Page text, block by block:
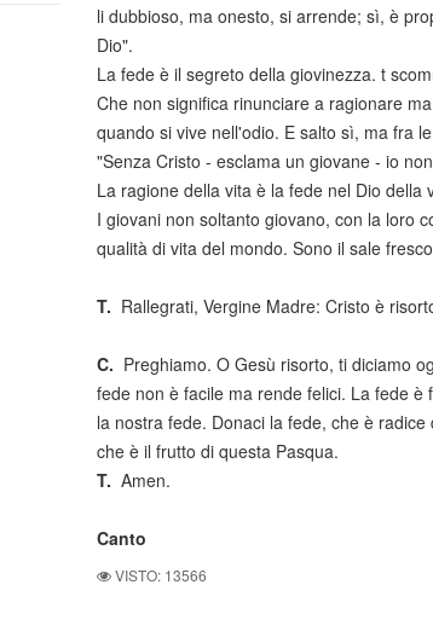
li dubbioso, ma onesto, si arrende; sì, è
Dio".
La fede è il segreto della giovinezza. t
Che non significa rinunciare a ragionare
quando si vive nell'odio. E salto sì, ma fra
"Senza Cristo - esclama un giovane - io
La ragione della vita è la fede nel Dio
I giovani non soltanto giovano, con la loro
qualità di vita del mondo. Sono il sale
T. Rallegrati, Vergine Madre: Cristo è
C. Preghiamo. O Gesù risorto, ti diciamo
fede non è facile ma rende felici. La fede
la nostra fede. Donaci la fede, che è
che è il frutto di questa Pasqua.
T. Amen.
Canto
VISTO: 13566